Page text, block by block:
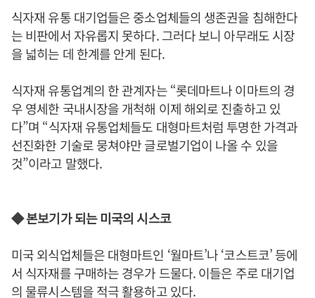
식자재 유통 대기업들은 중소업체들의 생존권을 침해한다
는 비판에서 자유롭지 못하다. 그러다 보니 아무래도 시장
을 넓히는 데 한계를 안게 된다.
식자재 유통업계의 한 관계자는 “롯데마트나 이마트의 경
우 영세한 국내시장을 개척해 이제 해외로 진출하고 있
다”며 “식자재 유통업체들도 대형마트처럼 투명한 가격과
선진화한 기술로 뭉쳐야만 글로벌기업이 나올 수 있을
것”이라고 말했다.
◆ 본보기가 되는 미국의 시스코
미국 외식업체들은 대형마트인 ‘월마트’나 ‘코스트코’ 등에
서 식자재를 구매하는 경우가 드물다. 이들은 주로 대기업
의 물류시스템을 적극 활용하고 있다.